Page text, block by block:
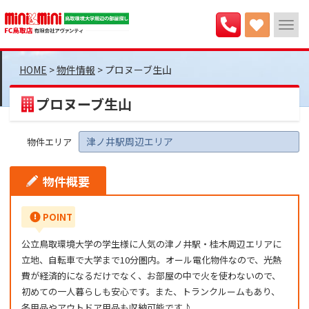
>物件情報 > プロヌーブ生山
プロヌーブ生山
物件エリア 津ノ井駅周辺エリア
物件概要
POINT
公立鳥取環境大学の学生様に人気の津ノ井駅・桂木周辺エリアに
立地、自転車で大学まで10分圏内。オール電化物件なので、光熱
費が経済的になるだけでなく、お部屋の中で火を使わないので、
初めての一人暮らしも安心です。また、トランクルームもあり、